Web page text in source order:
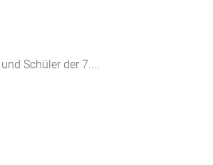
Schüler der 7....